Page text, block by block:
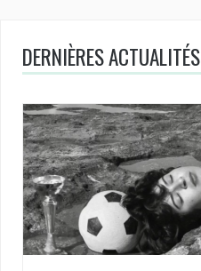
DERNIÈRES ACTUALITÉS